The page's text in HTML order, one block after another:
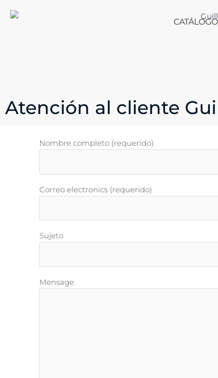
Atención al cliente
Nombre completo (requerido)
Correo electronics (requerido)
Sujeto
Mensage